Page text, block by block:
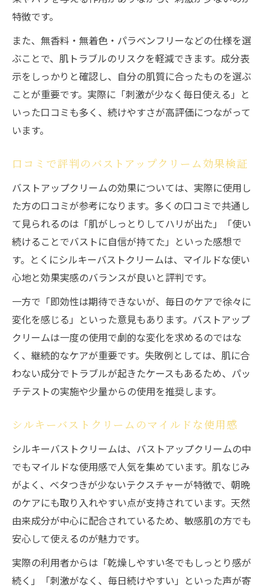
特徴です。
また、無香料・無着色・パラベンフリーなどの仕様を選
ぶことで、肌トラブルのリスクを軽減できます。成分表
示をしっかりと確認し、自分の肌質に合ったものを選ぶ
ことが重要です。実際に「刺激が少なく毎日使える」と
いった口コミも多く、続けやすさが高評価につながって
います。
口コミで評判のバストアップクリーム効果検証
バストアップクリームの効果については、実際に使用し
た方の口コミが参考になります。多くの口コミで共通し
て見られるのは「肌がしっとりしてハリが出た」「使い
続けることでバストに自信が持てた」といった感想で
す。とくにシルキーバストクリームは、マイルドな使い
心地と効果実感のバランスが良いと評判です。
一方で「即効性は期待できないが、毎日のケアで徐々に
変化を感じる」といった意見もあります。バストアップ
クリームは一度の使用で劇的な変化を求めるのではな
く、継続的なケアが重要です。失敗例としては、肌に合
わない成分でトラブルが起きたケースもあるため、パッ
チテストの実施や少量からの使用を推奨します。
シルキーバストクリームのマイルドな使用感
シルキーバストクリームは、バストアップクリームの中
でもマイルドな使用感で人気を集めています。肌なじみ
がよく、ベタつきが少ないテクスチャーが特徴で、朝晩
のケアにも取り入れやすい点が支持されています。天然
由来成分が中心に配合されているため、敏感肌の方でも
安心して使えるのが魅力です。
実際の利用者からは「乾燥しやすい冬でもしっとり感が
続く」「刺激がなく、毎日続けやすい」といった声が寄